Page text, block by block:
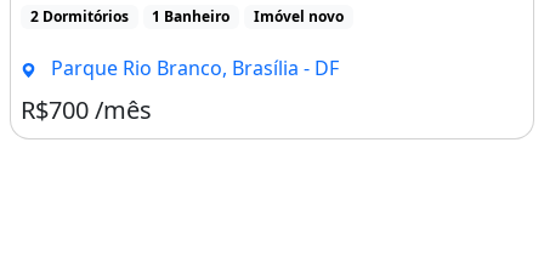
2 Dormitórios 1 Banheiro Imóvel novo
Parque Rio Branco, Brasília - DF
R$700 /mês